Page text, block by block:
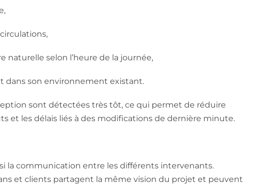
naturelle selon l’heure de la journée,
dans son environnement existant.
sont détectées très tôt, ce qui permet de réduire
et les délais liés à des modifications de dernière minute.
la communication entre les différents intervenants.
et clients partagent la même vision du projet et peuvent